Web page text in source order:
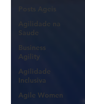
Posts Ageis
Agilidade na
Saude
Business
Agility
Agilidade
Inclusiva
Agile Women